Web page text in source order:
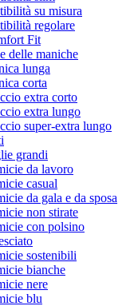
su misura
regolare
Fit
delle maniche
lunga
corta
extra corto
extra lungo
super-extra lungo
grandi
da lavoro
casual
da gala e da sposa
non stirate
con polsino
sostenibili
bianche
nere
blu